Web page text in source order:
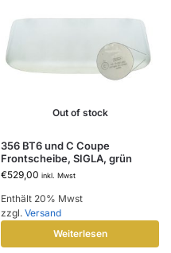
Out of stock
356 BT6 und C Coupe
Frontscheibe, SIGLA, grün
€529,00 inkl. Mwst
Enthält 20% Mwst
zzgl. Versand
Weiterlesen